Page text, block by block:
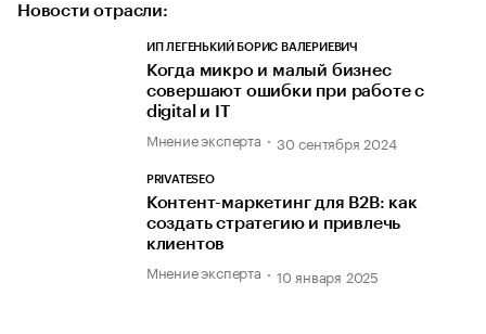
Новости отрасли:
ИП ЛЕГЕНЬКИЙ БОРИС ВАЛЕРИЕВИЧ
Когда микро и малый бизнес
совершают ошибки при работе с
digital и IT
Мнение эксперта 30 сентября 2024
PRIVATESEO
Контент-маркетинг для В2В: как
создать стратегию и привлечь
клиентов
Мнение эксперта 10 января 2025